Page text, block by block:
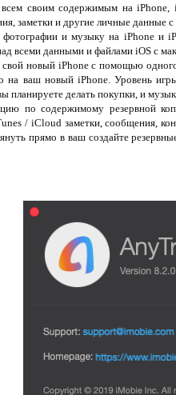
всем своим содержимым на
заметки и другие личные данные
фотографии и музыку на iPhone и
всеми данными и файлами iOS с
свой новый iPhone с помощью
на ваш новый iPhone. Уровень
планируете делать покупки, и
по содержимому резервной
/ iCloud заметки, сообщения,
прямо в ваш создайте